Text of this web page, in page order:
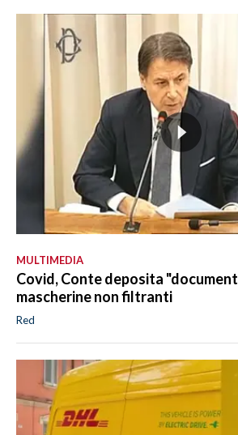
MULTIMEDIA
Covid, Conte deposita
mascherine non filtranti
Red